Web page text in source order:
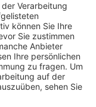
ist die
Quartal 2020